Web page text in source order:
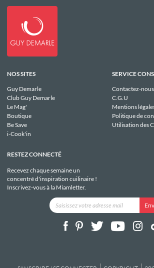
NOS SITES
Guy Demarle
Club Guy Demarle
Le Mag'
Boutique
Be Save
i-Cook'in
SERVICE
Contactez-nous
C.G.U
Mentions
Politique de
Utilisation des
RESTEZ CONNECTÉ
Recevez chaque semaine un
concentré d'inspiration cuilinaire !
Inscrivez-vous à la Miamletter.